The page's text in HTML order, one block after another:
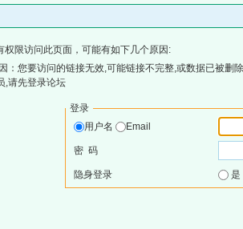
权限访问此页面，可能有如下几个原因:
：您要访问的链接无效,可能链接不完整,或数据已被删
,请先登录论坛
登录
用户名
Email
密 码
隐身登录